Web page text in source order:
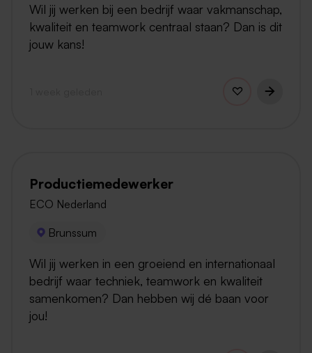
Wil jij werken bij een bedrijf waar vakmanschap,
kwaliteit en teamwork centraal staan? Dan is dit
jouw kans!
Productiemedewerker
ECO Nederland
Brunssum
Wil jij werken in een groeiend en internationaal
bedrijf waar techniek, teamwork en kwaliteit
samenkomen? Dan hebben wij dé baan voor
jou!